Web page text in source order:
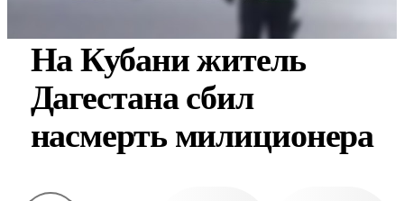
На Кубани житель
Дагестана сбил
насмерть милиционера